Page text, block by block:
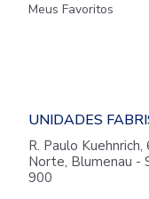
Meus Favoritos
UNIDADES
R. Paulo
Norte, Blumenau -
900